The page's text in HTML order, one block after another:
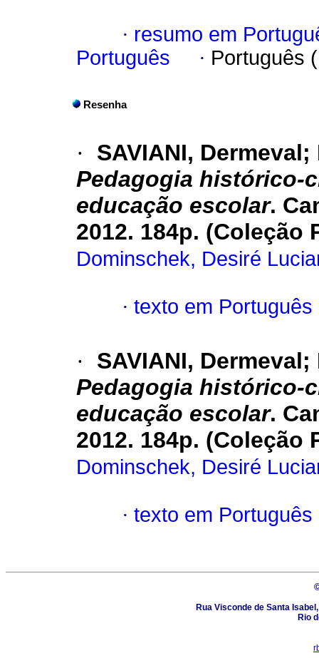
· resumo em
Português
· Português
Resenha
·
SAVIANI,
Pedagogia histórico-
educação escolar.
2012. 184p. (Coleção
Dominschek, Desiré
· texto em Português
·
SAVIANI,
Pedagogia histórico-
educação escolar.
2012. 184p. (Coleção
Dominschek, Desiré
· texto em Português
Rua Visconde de Santa
Rio